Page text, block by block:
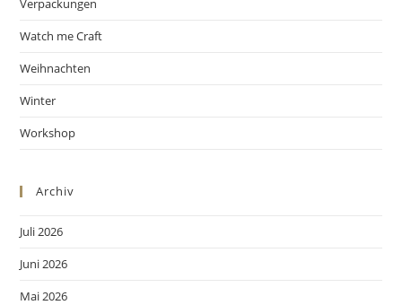
Verpackungen
Watch me Craft
Weihnachten
Winter
Workshop
Archiv
Juli 2026
Juni 2026
Mai 2026